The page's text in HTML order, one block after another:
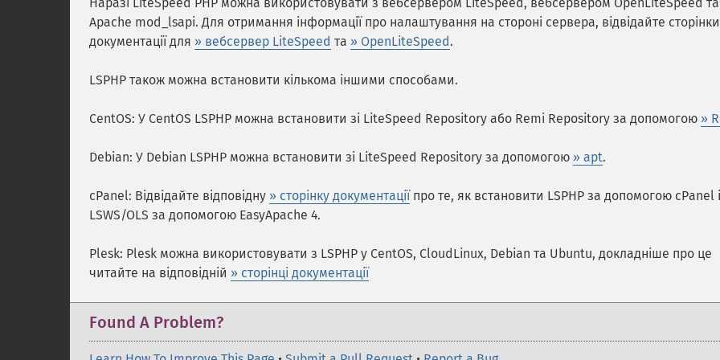
Apache mod_lsapi. Для отримання інформації про налаштування на стороні сервера, відвідайте сторінки
документації для » вебсервер LiteSpeed та » OpenLiteSpeed.
LSPHP також можна встановити кількома іншими способами.
CentOS: У CentOS LSPHP можна встановити зі LiteSpeed Repository або Remi Repository за допомогою »
Debian: У Debian LSPHP можна встановити зі LiteSpeed Repository за допомогою » apt.
cPanel: Відвідайте відповідну » сторінку документаціїпро те, як встановити LSPHP за допомогою cPanel і
LSWS/OLS за допомогою EasyApache 4.
Plesk: Plesk можна використовувати з LSPHP у CentOS, CloudLinux, Debian та Ubuntu, докладніше про це
читайте на відповідній » сторінці документації
Found A Problem?